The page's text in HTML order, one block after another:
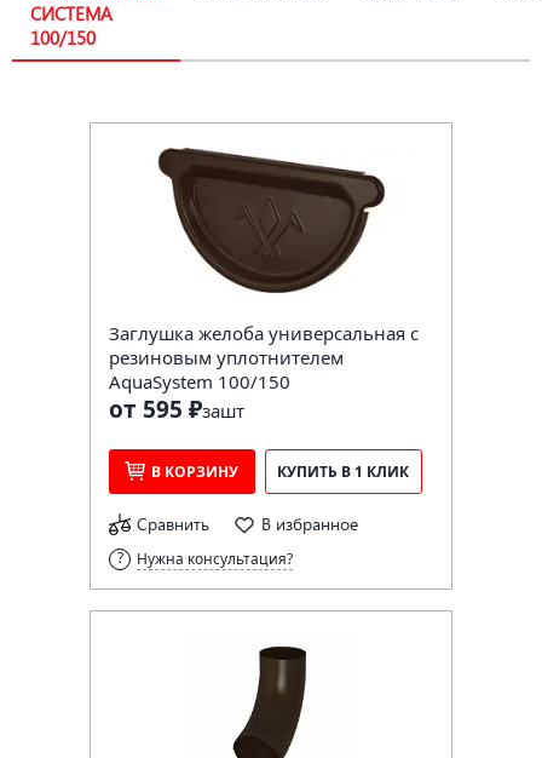
СИСТЕМА
100/150
Заглушка желоба универсальная с
резиновым уплотнителем
AquaSystem 100/150
от 595 ₽зашт
В КОРЗИНУ КУПИТЬ В 1 КЛИК
Сравнить В избранное
Нужна консультация?